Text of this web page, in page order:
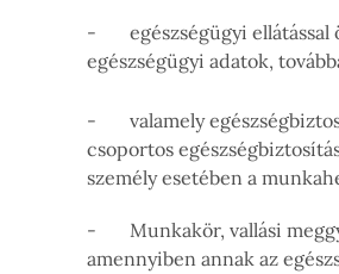
- egészségügyi ellátással
egészségügyi adatok,
- valamely
csoportos
személy esetében a
- Munkakör, vallási
amennyiben annak az